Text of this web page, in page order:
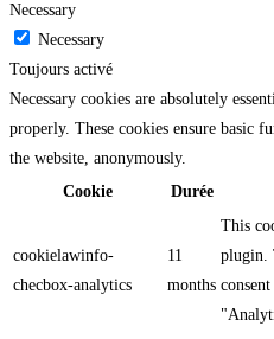
Necessary
Necessary
Toujours activé
Necessary cookies are absolutely
properly. These cookies ensure basic
the website, anonymously.
Cookie
Durée
cookielawinfo-
checbox-analytics
11
months
This
plugin.